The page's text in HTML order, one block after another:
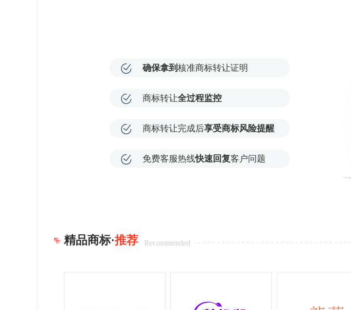
确保拿到 核准商标转让证明
商标转让全过程监控
商标转让完成后享受商标风险提醒
免费客服热线快速回复客户问题
精品商标·推荐 Recommended